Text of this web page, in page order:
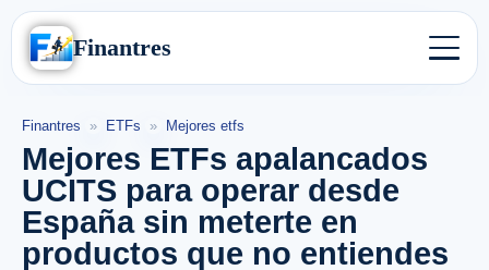
Finantres
Finantres » ETFs » Mejores etfs
Mejores ETFs apalancados
UCITS para operar desde
España sin meterte en
productos que no entiendes